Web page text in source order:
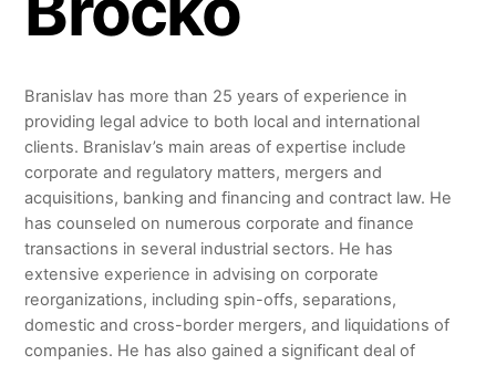
Branislav has more than 25 years of experience in
providing legal advice to both local and international
clients. Branislav’s main areas of expertise include
corporate and regulatory matters, mergers and
acquisitions, banking and financing and contract law. He
has counseled on numerous corporate and finance
transactions in several industrial sectors. He has
extensive experience in advising on corporate
reorganizations, including spin-offs, separations,
domestic and cross-border mergers, and liquidations of
companies. He has also gained a significant deal of